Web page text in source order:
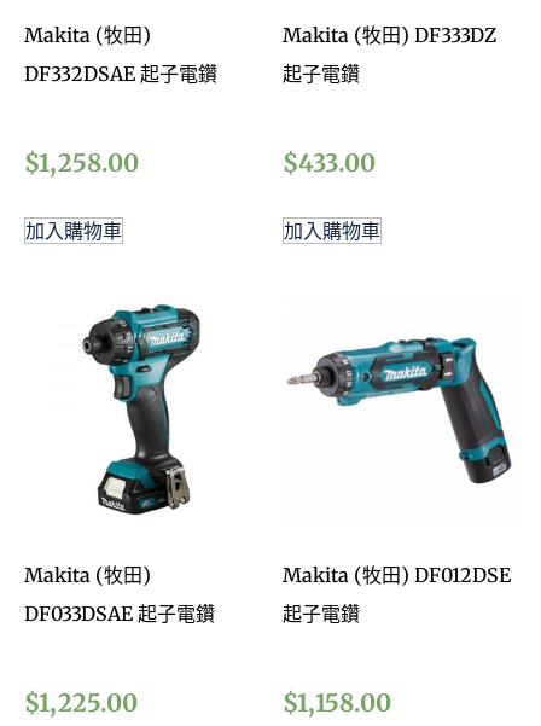
Makita (牧田)
DF332DSAE 起子電鑽
$1,258.00
加入購物車
Makita (牧田) DF333DZ
起子電鑽
$433.00
加入購物車
Makita (牧田)
DF033DSAE 起子電鑽
$1,225.00
Makita (牧田) DF012DSE
起子電鑽
$1,158.00